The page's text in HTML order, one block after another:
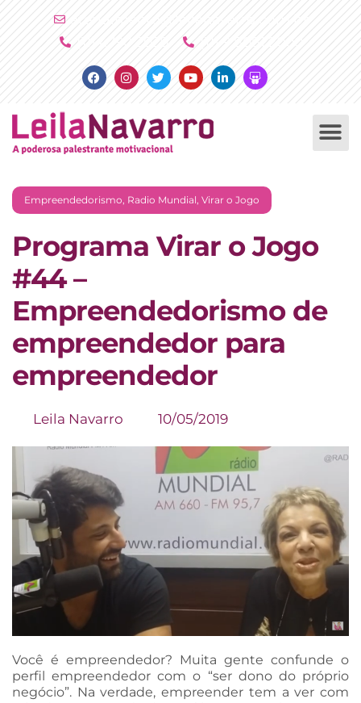
FacebookInstagramTwitterYoutubeLinkedinSlideshare
Empreendedorismo Radio Mundial Virar o Jogo
Programa Virar o Jogo
#44 –
Empreendedorismo de
empreendedor para
empreendedor
Leila Navarro 10/05/2019
Você é empreendedor? Muita gente confunde o
perfil empreendedor com o “ser dono do próprio
negócio”. Na verdade, empreender tem a ver com